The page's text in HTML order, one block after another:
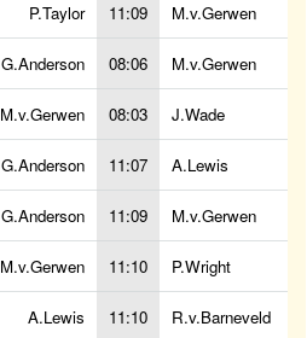
P.Taylor 11:09 M.v.Gerwen
G.Anderson 08:06 M.v.Gerwen
M.v.Gerwen 08:03 J.Wade
G.Anderson 11:07 A.Lewis
G.Anderson 11:09 M.v.Gerwen
M.v.Gerwen 11:10 P.Wright
A.Lewis 11:10 R.v.Barneveld